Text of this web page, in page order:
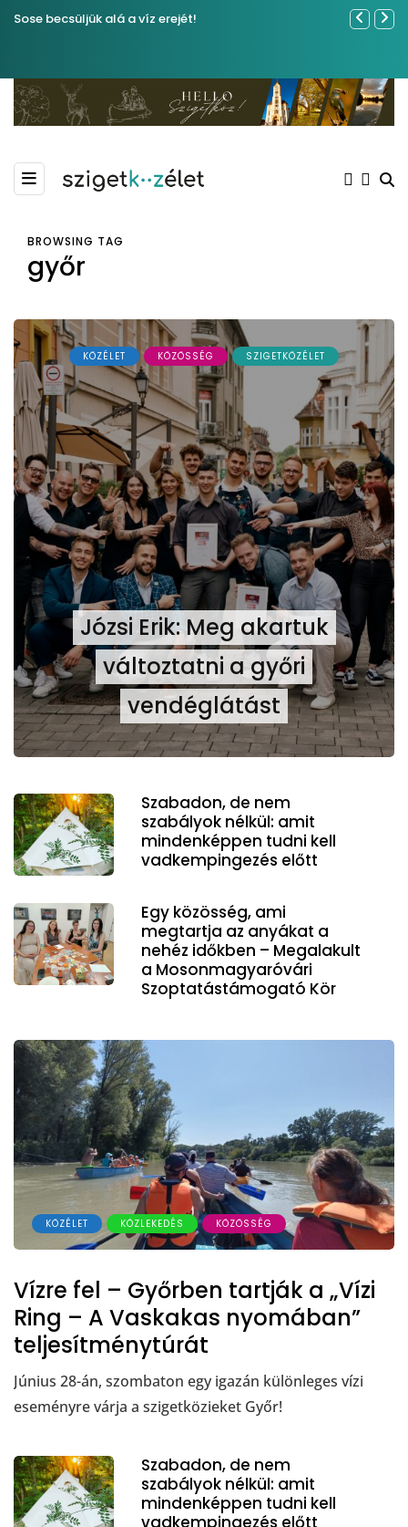
Sose becsüljük alá a víz erejét!
Közel
BROWSING TAG
győr
KÖZÉLET KÖZÖSSÉG SZIGETKÖZÉLET
Józsi Erik: Meg akartuk
változtatni a győri
vendéglátást
Szabadon, de nem
szabályok nélkül: amit
mindenképpen tudni kell
vadkempingezés előtt
Egy közösség, ami
megtartja az anyákat a
nehéz időkben – Megalakult
a Mosonmagyaróvári
Szoptatástámogató Kör
KÖZÉLET KÖZLEKEDÉS KÖZÖSSÉG
Vízre fel – Győrben tartják a „Vízi
Ring – A Vaskakas nyomában”
teljesítménytúrát
Június 28-án, szombaton egy igazán különleges vízi
eseményre várja a szigetközieket Győr!
Szabadon, de nem
szabályok nélkül: amit
mindenképpen tudni kell
vadkempingezés előtt